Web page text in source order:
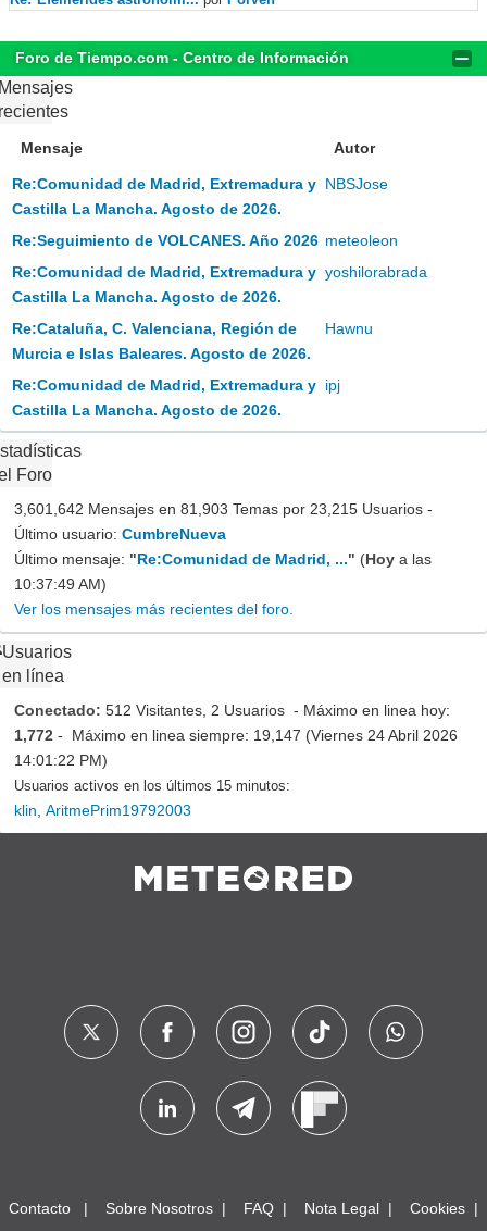
Foro de Tiempo.com - Centro de Información
Mensaje Autor
Re:Comunidad de Madrid, Extremadura y
Castilla La Mancha. Agosto de 2026.
NBSJose
Re:Seguimiento de VOLCANES. Año 2026 meteoleon
Re:Comunidad de Madrid, Extremadura y
Castilla La Mancha. Agosto de 2026.
yoshilorabrada
Re:Cataluña, C. Valenciana, Región de
Murcia e Islas Baleares. Agosto de 2026.
Hawnu
Re:Comunidad de Madrid, Extremadura y
Castilla La Mancha. Agosto de 2026.
ipj
Foro
3,601,642 Mensajes en 81,903 Temas por 23,215 Usuarios -
Último usuario: CumbreNueva
Último mensaje: "Re:Comunidad de Madrid, ..." (Hoy a las
10:37:49 AM)
Ver los mensajes más recientes del foro.
Usuarios
en línea
Conectado: 512 Visitantes, 2 Usuarios - Máximo en linea hoy:
1,772 - Máximo en linea siempre: 19,147 (Viernes 24 Abril 2026
14:01:22 PM)
Usuarios activos en los últimos 15 minutos:
klin AritmePrim19792003
Contacto Sobre Nosotros FAQ Nota Legal Cookies